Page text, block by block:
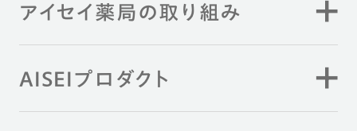
アイセイ薬局の取り組み
AISEIプロダクト